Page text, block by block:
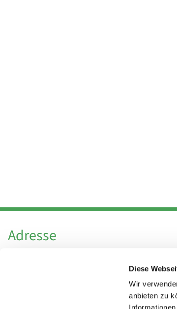
Diese
Wir
anbieten zu
Adresse
Hl. Theresa von Avila Berlin Nordost
Leitender Pfarrer - Norbert Pomplun